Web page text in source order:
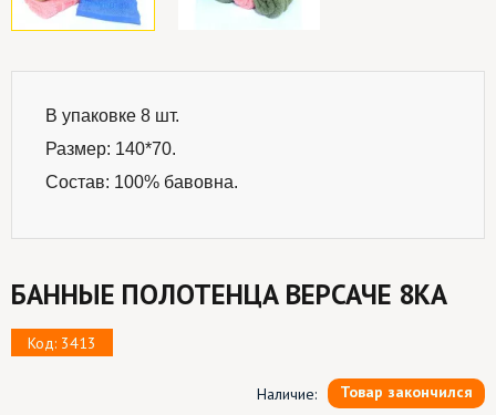
В упаковке 8 шт.
Размер: 140*70.
Состав: 100% бавовна.
БАННЫЕ ПОЛОТЕНЦА ВЕРСАЧЕ 8КА
Код: 3413
Наличие: Товар закончился